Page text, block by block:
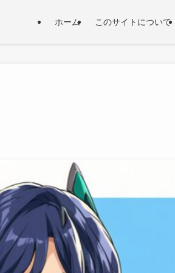
ホーム このサイトについて